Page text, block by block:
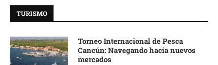
TURISMO
Torneo Internacional de Pesca
Cancún: Navegando hacia nuevos
mercados